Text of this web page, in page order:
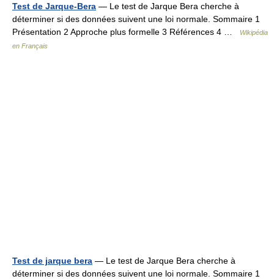
Test de Jarque-Bera — Le test de Jarque Bera cherche à
déterminer si des données suivent une loi normale. Sommaire 1
Présentation 2 Approche plus formelle 3 Références 4 …
Wikipédia
en Français
Test de jarque bera — Le test de Jarque Bera cherche à
déterminer si des données suivent une loi normale. Sommaire 1